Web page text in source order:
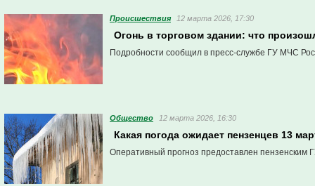
Проиcшествия 12 марта 2026, 17:30
Огонь в торговом здании: что
Подробности сообщил в пресс-службе ГУ МЧС
Общество 12 марта 2026, 16:30
Какая погода ожидает пензенцев 13
Оперативный прогноз предоставлен пензенским